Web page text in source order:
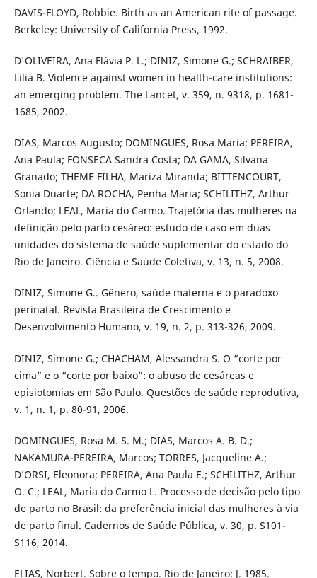
DAVIS-FLOYD, Robbie. Birth as an American rite of passage.
Berkeley: University of California Press, 1992.
D'OLIVEIRA, Ana Flávia P. L.; DINIZ, Simone G.; SCHRAIBER,
Lilia B. Violence against women in health-care institutions:
an emerging problem. The Lancet, v. 359, n. 9318, p. 1681-
1685, 2002.
DIAS, Marcos Augusto; DOMINGUES, Rosa Maria; PEREIRA,
Ana Paula; FONSECA Sandra Costa; DA GAMA, Silvana
Granado; THEME FILHA, Mariza Miranda; BITTENCOURT,
Sonia Duarte; DA ROCHA, Penha Maria; SCHILITHZ, Arthur
Orlando; LEAL, Maria do Carmo. Trajetória das mulheres na
definição pelo parto cesáreo: estudo de caso em duas
unidades do sistema de saúde suplementar do estado do
Rio de Janeiro. Ciência e Saúde Coletiva, v. 13, n. 5, 2008.
DINIZ, Simone G.. Gênero, saúde materna e o paradoxo
perinatal. Revista Brasileira de Crescimento e
Desenvolvimento Humano, v. 19, n. 2, p. 313-326, 2009.
DINIZ, Simone G.; CHACHAM, Alessandra S. O “corte por
cima” e o “corte por baixo”: o abuso de cesáreas e
episiotomias em São Paulo. Questões de saúde reprodutiva,
v. 1, n. 1, p. 80-91, 2006.
DOMINGUES, Rosa M. S. M.; DIAS, Marcos A. B. D.;
NAKAMURA-PEREIRA, Marcos; TORRES, Jacqueline A.;
D’ORSI, Eleonora; PEREIRA, Ana Paula E.; SCHILITHZ, Arthur
O. C.; LEAL, Maria do Carmo L. Processo de decisão pelo tipo
de parto no Brasil: da preferência inicial das mulheres à via
de parto final. Cadernos de Saúde Pública, v. 30, p. S101-
S116, 2014.
ELIAS, Norbert. Sobre o tempo. Rio de Janeiro: J. 1985.